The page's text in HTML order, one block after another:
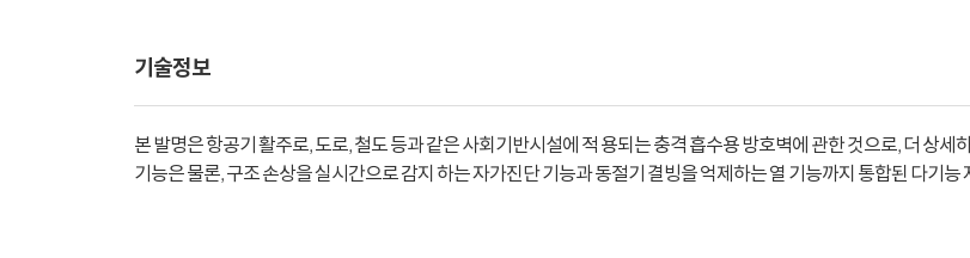
기술정보
본 발명은 항공기 활주로, 도로, 철도 등과 같은 사회기반시설에 적 용되는 충격 흡수용 방호벽에 관한 것으로, 더 상
기능은 물론, 구조 손상을 실시간으로 감지 하는 자가진단 기능과 동절기 결빙을 억제하는 열 기능까지 통합된 다기능